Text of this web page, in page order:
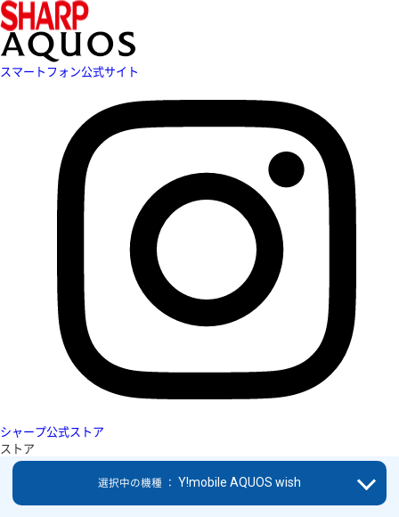
スマートフォン公式サイト
シャープ公式ストア
ストア
選択中の機種 ： Y!mobile AQUOS wish